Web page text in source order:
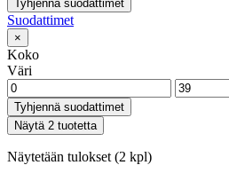
Tyhjennä suodattimet
Suodattimet
×
Koko
Väri
Tyhjennä suodattimet
Näytä 2 tuotetta
Näytetään tulokset (2 kpl)